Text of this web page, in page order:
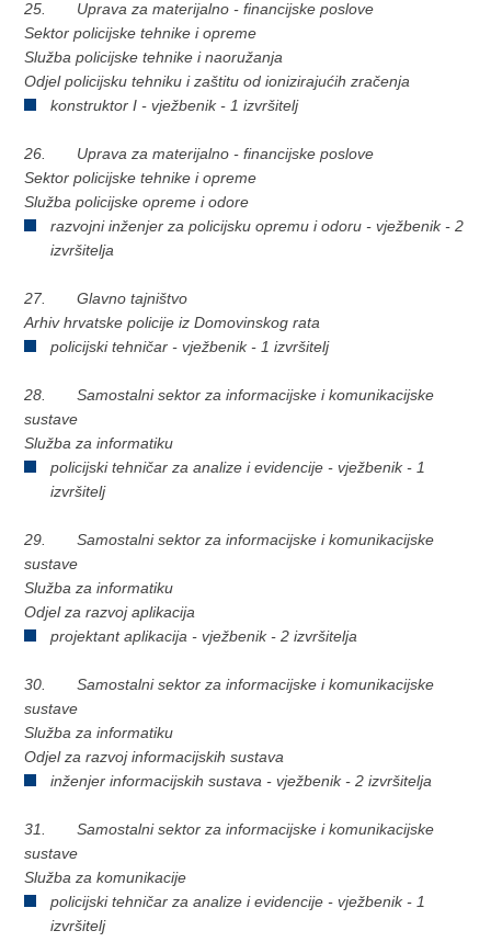
25. Uprava za materijalno - financijske poslove
Sektor policijske tehnike i opreme
Služba policijske tehnike i naoružanja
Odjel policijsku tehniku i zaštitu od ionizirajućih zračenja
konstruktor I - vježbenik - 1 izvršitelj
26. Uprava za materijalno - financijske poslove
Sektor policijske tehnike i opreme
Služba policijske opreme i odore
razvojni inženjer za policijsku opremu i odoru - vježbenik - 2
izvršitelja
27. Glavno tajništvo
Arhiv hrvatske policije iz Domovinskog rata
policijski tehničar - vježbenik - 1 izvršitelj
28. Samostalni sektor za informacijske i komunikacijske
sustave
Služba za informatiku
policijski tehničar za analize i evidencije - vježbenik - 1
izvršitelj
29. Samostalni sektor za informacijske i komunikacijske
sustave
Služba za informatiku
Odjel za razvoj aplikacija
projektant aplikacija - vježbenik - 2 izvršitelja
30. Samostalni sektor za informacijske i komunikacijske
sustave
Služba za informatiku
Odjel za razvoj informacijskih sustava
inženjer informacijskih sustava - vježbenik - 2 izvršitelja
31. Samostalni sektor za informacijske i komunikacijske
sustave
Služba za komunikacije
policijski tehničar za analize i evidencije - vježbenik - 1
izvršitelj